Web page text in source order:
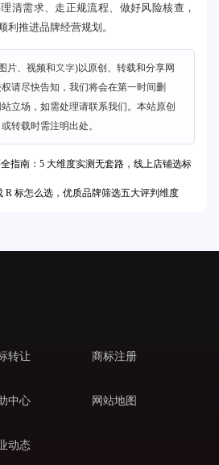
清需求、走正规流程、做好风险核查，
利推进品牌经营规划。
片、视频和文字)以原创、转载和分享网
请尽快告知，我们将会在第一时间删
立场，如需处理请联系我们。本站原创
转载时需注明出处。
指南：5 大维度实测无套路，线上店铺选标
R 标怎么选，优质品牌筛选五大评判维度
转让 商标注册
中心 网站地图
动态